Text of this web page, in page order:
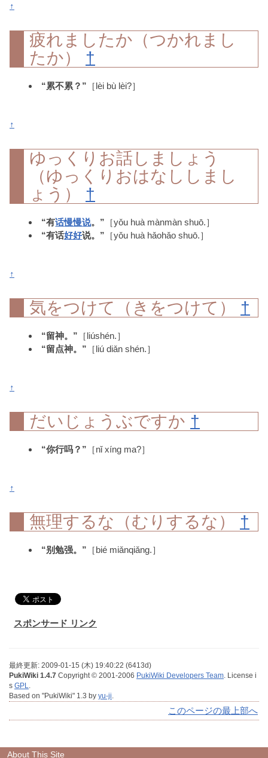
↑
疲れましたか（つかれまし
たか） †
“累不累？” ［lèi bù lèi?］
↑
ゆっくりお話しましょう
（ゆっくりおはなししまし
ょう） †
“有话慢慢说。” ［yǒu huà mànmàn shuō.］
“有话好好说。” ［yǒu huà hǎohǎo shuō.］
↑
気をつけて（きをつけて） †
“留神。” ［liúshén.］
“留点神。” ［liú diǎn shén.］
↑
だいじょうぶですか †
“你行吗？” ［nǐ xíng ma?］
↑
無理するな（むりするな） †
“别勉强。” ［bié miǎnqiǎng.］
スポンサード リンク
最終更新: 2009-01-15 (木) 19:40:22 (6413d)
PukiWiki 1.4.7 Copyright © 2001-2006 PukiWiki Developers Team. License i
s GPL.
Based on "PukiWiki" 1.3 by yu-ji.
このページの最上部へ
About This Site